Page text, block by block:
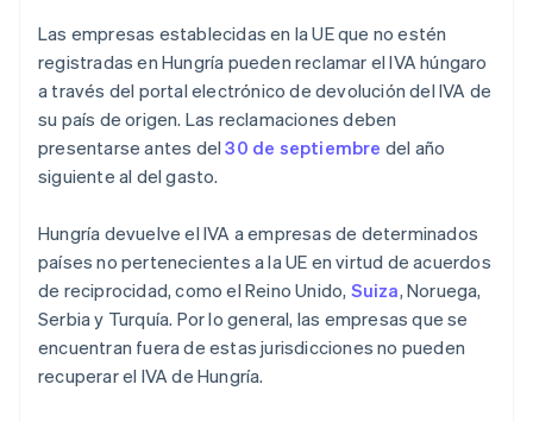
Las empresas establecidas en la UE que no estén
registradas en Hungría pueden reclamar el IVA húngaro
a través del portal electrónico de devolución del IVA de
su país de origen. Las reclamaciones deben
presentarse antes del30 de septiembre del año
siguiente al del gasto.
Hungría devuelve el IVA a empresas de determinados
países no pertenecientes a la UE en virtud de acuerdos
de reciprocidad, como el Reino Unido, Suiza, Noruega,
Serbia y Turquía. Por lo general, las empresas que se
encuentran fuera de estas jurisdicciones no pueden
recuperar el IVA de Hungría.